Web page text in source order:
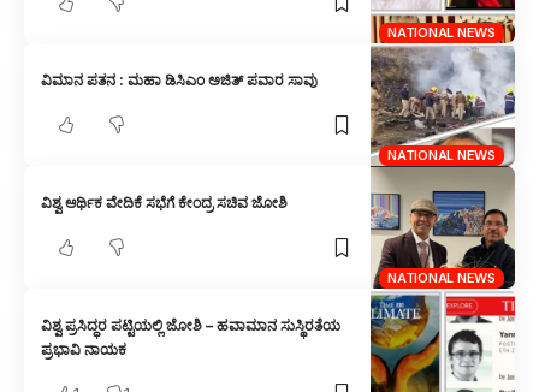
NATIONAL NEWS
NATIONAL NEWS
ವಿಮಾನ ಪತನ : ಮಹಾ ಡಿಸಿಎಂ ಅಜಿತ್ ಪವಾರ ಸಾವು
NATIONAL NEWS
ವಿಶ್ವ ಆರ್ಥಿಕ ವೇದಿಕೆ ಸಭೆಗೆ ಕೇಂದ್ರ ಸಚಿವ ಜೋಶಿ
ವಿಶ್ವ ಪ್ರಸಿದ್ಧರ ಪಟ್ಟಿಯಲ್ಲಿ ಜೋಶಿ – ಹವಾಮಾನ ಸುಸ್ಥಿರತೆಯ
ಪ್ರಭಾವಿ ನಾಯಕ